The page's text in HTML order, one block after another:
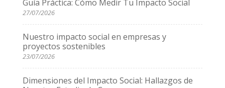
Guía Práctica: Cómo Medir Tu Impacto Social
27/07/2026
Nuestro impacto social en empresas y
proyectos sostenibles
23/07/2026
Dimensiones del Impacto Social: Hallazgos de